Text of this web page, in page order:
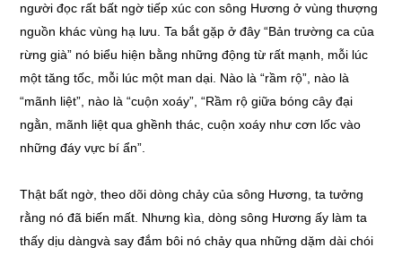
người đọc rất bất ngờ tiếp xúc con sông Hương ở vùng thượng
nguồn khác vùng hạ lưu. Ta bắt gặp ở đây “Bản trường ca của
rừng già” nó biểu hiện bằng những động từ rất mạnh, mỗi lúc
một tăng tốc, mỗi lúc một man dại. Nào là “rầm rộ”, nào là
“mãnh liệt”, nào là “cuộn xoáy”, “Rầm rộ giữa bóng cây đại
ngằn, mãnh liệt qua ghềnh thác, cuộn xoáy như cơn lốc vào
những đáy vực bí ẩn”.
Thật bất ngờ, theo dõi dòng chảy của sông Hương, ta tưởng
rằng nó đã biến mất. Nhưng kìa, dòng sông Hương ấy làm ta
thấy dịu dàngvà say đắm bôi nó chảy qua những dặm dài chói